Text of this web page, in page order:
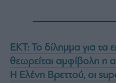
EKT: Το δίλημμα για τα
θεωρείται αμφίβολη η
Η Ελένη Βρεττού, οι